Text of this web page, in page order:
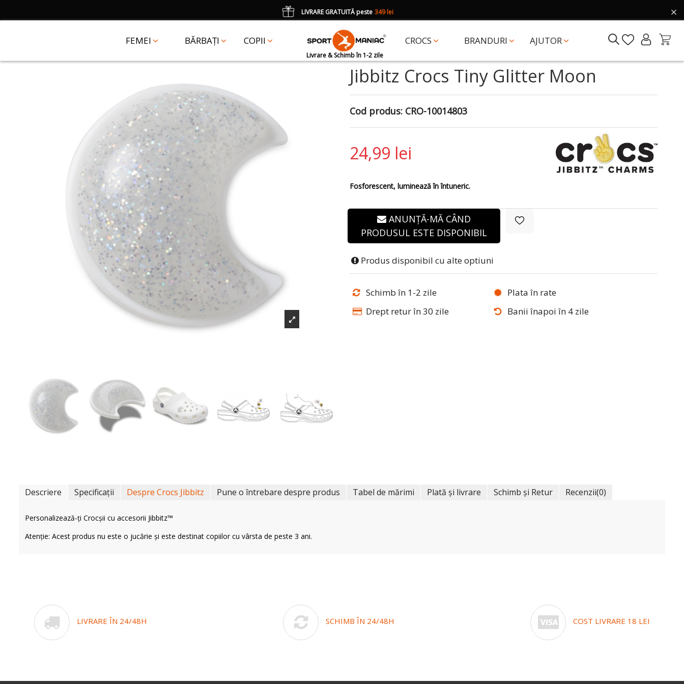
FEMEI BĂRBAȚI COPII CROCS BRANDURI AJUTOR
Livrare & Schimb în 1-2 zile
LIVRARE GRATUITĂ peste 349 lei
CADOUun accesoriu Crocs Jibbitz în val. de 25 lei cu codul: JIBBITZ
Jibbitz Crocs Tiny Glitter Moon
Cod produs: CRO-10014803
24,99 lei
Fosforescent, luminează în întuneric.
ANUNȚĂ-MĂ CÂND
PRODUSUL ESTE DISPONIBIL
Produs disponibil cu alte optiuni
Schimb în 1-2 zile
Plata în rate
Drept retur în 30 zile
Banii înapoi în 4 zile
Descriere Specificații Despre Crocs Jibbitz Pune o întrebare despre produs Tabel de mărimi Plată și livrare Schimb și Retur Recenzii(0)
Personalizează-ți Crocșii cu accesorii Jibbitz™
Atenție: Acest produs nu este o jucărie și este destinat copiilor cu vârsta de peste 3 ani.
LIVRARE ÎN 24/48H SCHIMB ÎN 24/48H COST LIVRARE 18 LEI